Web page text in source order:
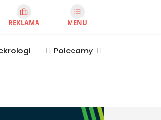
REKLAMA MENU
Polecamy